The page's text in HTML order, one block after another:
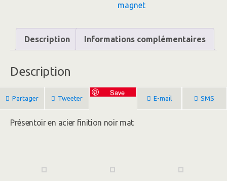
magnet
Description Informations complémentaires
Description
Partager Tweeter
Save
E-mail SMS
Présentoir en acier finition noir mat